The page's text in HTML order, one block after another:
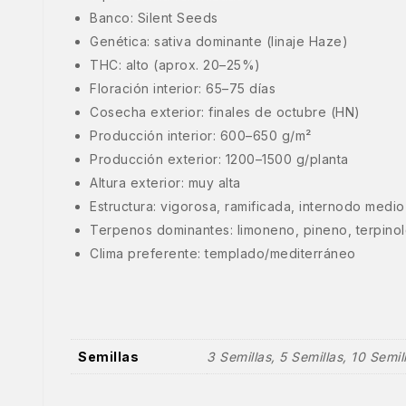
Banco: Silent Seeds
Genética: sativa dominante (linaje Haze)
THC: alto (aprox. 20–25%)
Floración interior: 65–75 días
Cosecha exterior: finales de octubre (HN)
Producción interior: 600–650 g/m²
Producción exterior: 1200–1500 g/planta
Altura exterior: muy alta
Estructura: vigorosa, ramificada, internodo medio
Terpenos dominantes: limoneno, pineno,
Clima preferente: templado/mediterráneo
Semillas 3 Semillas, 5 Semillas, 10